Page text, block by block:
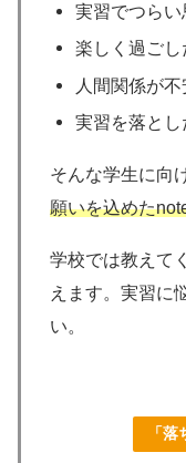
実習でつら
楽しく過ごし
人間関係が
実習を落とし
そんな学生に向
願いを込めた
学校では教えて
えます。 実習に
い。
「